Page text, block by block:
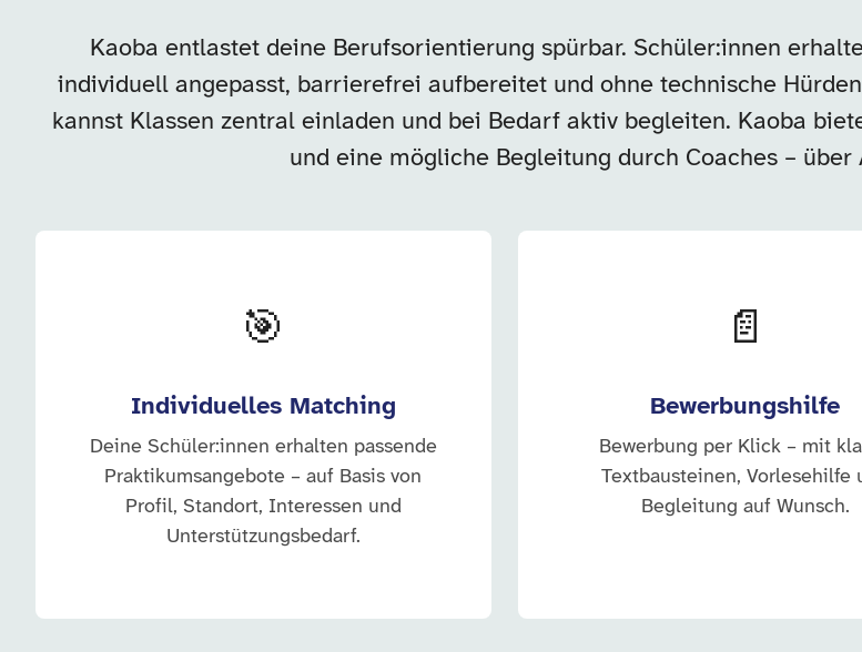
Kaoba entlastet deine Berufsorientierung spürbar. Schüler:innen
individuell angepasst, barrierefrei aufbereitet und ohne technische
kannst Klassen zentral einladen und bei Bedarf aktiv begleiten. Kaoba
und eine mögliche Begleitung durch Coaches –
🎯
Individuelles Matching
Deine Schüler:innen erhalten passende
Praktikumsangebote – auf Basis von
Profil, Standort, Interessen und
Unterstützungsbedarf.
📄
Bewerbungshilfe
Bewerbung per Klick – mit
Textbausteinen, Vorlesehilfe
Begleitung auf Wunsch.